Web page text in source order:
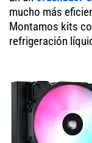
mucho más
Montamos kits
refrigeración